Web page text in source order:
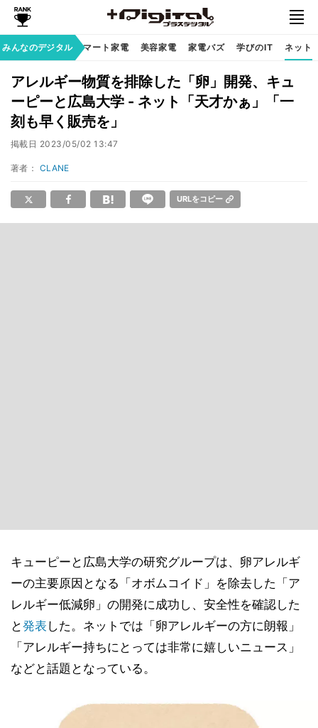
みんなのデジタル
族のデジタル スマート家電 美容家電 家電バズ 学びのIT ネット
アレルギー物質を排除した「卵」開発、キュ
ーピーと広島大学 - ネット「天才かぁ」「一
刻も早く販売を」
掲載日 2023/05/02 13:47
著者： CLANE
URLをコピー
キューピーと広島大学の研究グループは、卵アレルギ
ーの主要原因となる「オボムコイド」を除去した「ア
レルギー低減卵」の開発に成功し、安全性を確認した
と発表 した。ネットでは「卵アレルギーの方に朗報」
「アレルギー持ちにとっては非常に嬉しいニュース」
などと話題となっている。